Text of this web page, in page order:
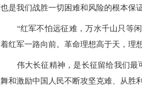
也是我们战胜一切困难和风险的根本保证
“红军不怕远征难，万水千山只等闲
着红军一路向前。革命理想高于天，理
伟大长征精神，是长征留给我们最
舞和激励中国人民不断攻坚克难、从胜